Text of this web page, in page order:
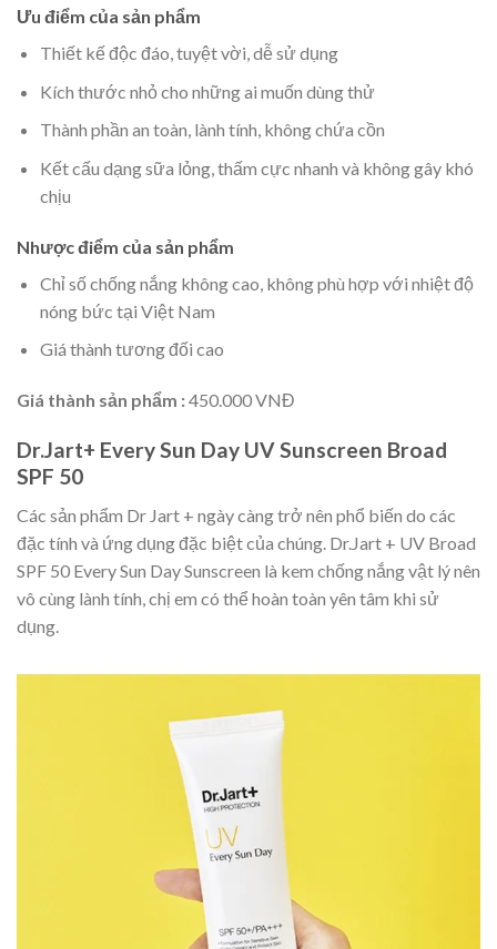
Ưu điểm của sản phẩm
Thiết kế độc đáo, tuyệt vời, dễ sử dụng
Kích thước nhỏ cho những ai muốn dùng thử
Thành phần an toàn, lành tính, không chứa cồn
Kết cấu dạng sữa lỏng, thấm cực nhanh và không gây khó
chịu
Nhược điểm của sản phẩm
Chỉ số chống nắng không cao, không phù hợp với nhiệt độ
nóng bức tại Việt Nam
Giá thành tương đối cao
Giá thành sản phẩm :450.000 VNĐ
Dr.Jart+ Every Sun Day UV Sunscreen Broad
SPF 50
Các sản phẩm Dr Jart + ngày càng trở nên phổ biến do các
đặc tính và ứng dụng đặc biệt của chúng. Dr.Jart + UV Broad
SPF 50 Every Sun Day Sunscreen là kem chống nắng vật lý nên
vô cùng lành tính, chị em có thể hoàn toàn yên tâm khi sử
dụng.